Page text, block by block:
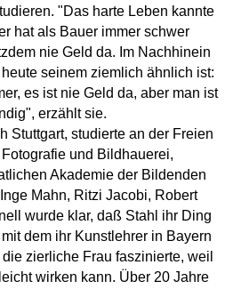
"Das harte Leben kannte
hat als Bauer immer schwer
nie Geld da. Im Nachhinein
seinem ziemlich ähnlich ist:
es ist nie Geld da, aber man ist
erzählt sie.
studierte an der Freien
und Bildhauerei,
Akademie der Bildenden
Mahn, Ritzi Jacobi, Robert
wurde klar, daß Stahl ihr Ding
dem ihr Kunstlehrer in Bayern
zierliche Frau faszinierte, weil
wirken kann. Über 20 Jahre